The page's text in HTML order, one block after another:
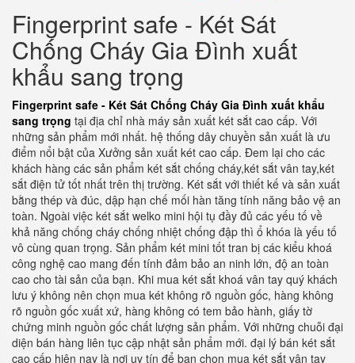
Fingerprint safe - Két Sát
Chống Cháy Gia Đình xuất
khẩu sang trọng
Fingerprint safe - Két Sát Chống Cháy Gia Đình xuất khẩu
sang trọng tại địa chỉ nhà máy sản xuất két sắt cao cấp. Với
những sản phẩm mới nhất. hệ thống dây chuyền sản xuất là ưu
điểm nổi bật của Xưởng sản xuất két cao cấp. Đem lại cho các
khách hàng các sản phẩm két sắt chống cháy,két sắt vân tay,két
sắt điện tử tốt nhất trên thị trường. Két sắt với thiết kế và sản xuất
bằng thép và đúc, dập hạn chế mối hàn tăng tính năng bảo vệ an
toàn. Ngoài việc két sắt welko mini hội tụ đầy đủ các yếu tố về
khả năng chống cháy chống nhiệt chống đập thì ổ khóa là yếu tố
vô cùng quan trọng. Sản phẩm két mini tốt tran bị các kiểu khoá
công nghệ cao mang đến tính đảm bảo an ninh lớn, độ an toàn
cao cho tài sản của bạn. Khi mua két sắt khoá vân tay quý khách
lưu ý không nên chọn mua két không rõ nguồn gốc, hàng không
rõ nguồn gốc xuất xứ, hàng không có tem bảo hành, giấy tờ
chứng minh nguồn gốc chất lượng sản phẩm. Với những chuỗi đại
diện bán hàng liên tục cập nhật sản phẩm mới. đại lý bán két sắt
cao cấp hiện nay là nơi uy tín để bạn chọn mua két sắt vân tay